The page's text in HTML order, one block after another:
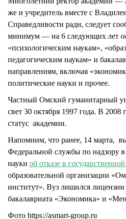
же и учредитель вместе с
Справедливости ради, следует
минимум — на 6 следующих лет
«психологическим наукам»,
педагогическим наукам» и
направлениям, включая
политические науки и прочее.
Частный Омский гуманитарный
свет 30 октября 1997 года. В
статус академии.
Напомним, что ранее, 14 марта,
Федеральной службы по надзору в
науки об отказе в
образовательной организации
институт». Вуз лишился
бакалавриата «Экономика» и
Фото https://asmart-group.ru